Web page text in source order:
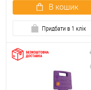
В кошик
Придбати в 1 клік